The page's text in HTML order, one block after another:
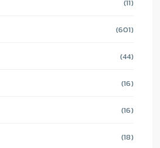
(11)
(601)
(44)
(16)
(16)
(18)